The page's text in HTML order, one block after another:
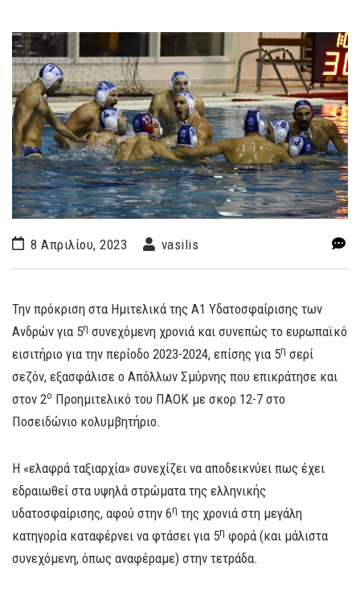
8 Απριλίου, 2023 vasilis
Την πρόκριση στα Ημιτελικά της Α1 Υδατοσφαίρισης των
Ανδρών για 5η συνεχόμενη χρονιά και συνεπώς το ευρωπαϊκό
εισιτήριο για την περίοδο 2023-2024, επίσης για 5η σερί
σεζόν, εξασφάλισε ο Απόλλων Σμύρνης που επικράτησε και
στον 2ο Προημιτελικό του ΠΑΟΚ με σκορ 12-7 στο
Ποσειδώνιο κολυμβητήριο.
Η «ελαφρά ταξιαρχία» συνεχίζει να αποδεικνύει πως έχει
εδραιωθεί στα υψηλά στρώματα της ελληνικής
υδατοσφαίρισης, αφού στην 6η της χρονιά στη μεγάλη
κατηγορία καταφέρνει να φτάσει για 5η φορά (και μάλιστα
συνεχόμενη, όπως αναφέραμε) στην τετράδα.